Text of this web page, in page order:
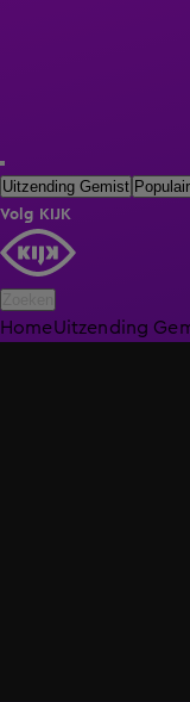
Uitzending Gemist
Volg KIJK
HomeUitzending